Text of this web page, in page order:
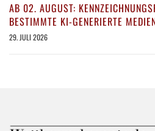
AB 02. AUGUST:
BESTIMMTE KI-GENERIERTE
29. JULI 2026